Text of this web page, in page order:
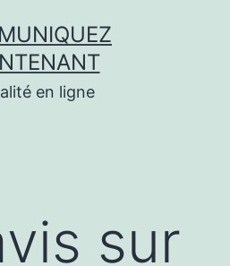
en ligne
sur